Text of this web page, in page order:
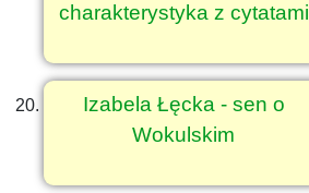
charakterystyka z cytatami
Izabela Łęcka - sen o
Wokulskim